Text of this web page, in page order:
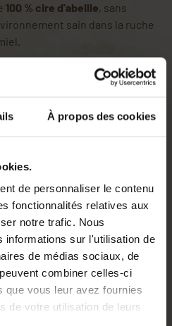
À propos des cookies
de personnaliser le contenu
fonctionnalités relatives aux
notre trafic. Nous
informations sur l'utilisation de
de médias sociaux, de
combiner celles-ci
que vous leur avez fournies
de votre utilisation de leurs
100 % cire d'abeille, sans
sain dans la ruche
gaufrées Warré ?
de ruche Warré.
régulier du couvain.
ruchers.
gaufrée et comment
une structure constituée
abeilles vont allonger en vue
ou dans lesquelles la reine
uncadre de
pour un meilleur
pour un grattage